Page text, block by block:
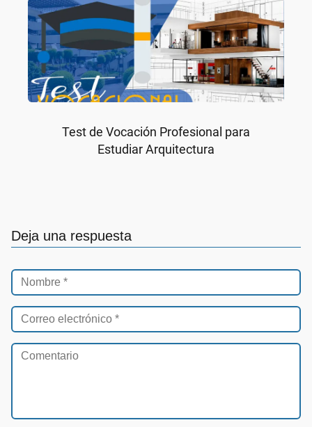
Test de Vocación Profesional para
Estudiar Arquitectura
Deja una respuesta